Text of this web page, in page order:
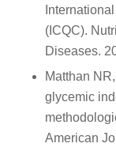
(ICQC).
Diseases.
Matthan
glycemic
American